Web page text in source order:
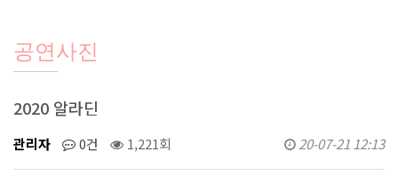
공연사진
2020 알라딘
관리자 0건 1,221회 20-07-21 12:13